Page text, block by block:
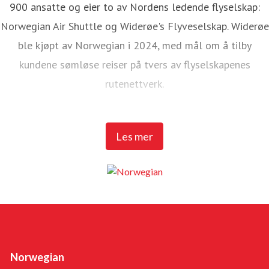
Les mer
900 ansatte og eier to av Nordens ledende flyselskap:
Norwegian Air Shuttle og Widerøe's Flyveselskap. Widerøe
ble kjøpt av Norwegian i 2024, med mål om å tilby
kundene sømløse reiser på tvers av flyselskapenes
rutenettverk.
Norwegian Air Shuttle har rundt 5 200 ansatte og tilbyr et
omfattende rutenett som knytter de nordiske landene til
over 23 millioner passasjerer og en flåte på 95 Boeing
sammen med Widerøe Ground Handling har selskapet mer
Norwegian